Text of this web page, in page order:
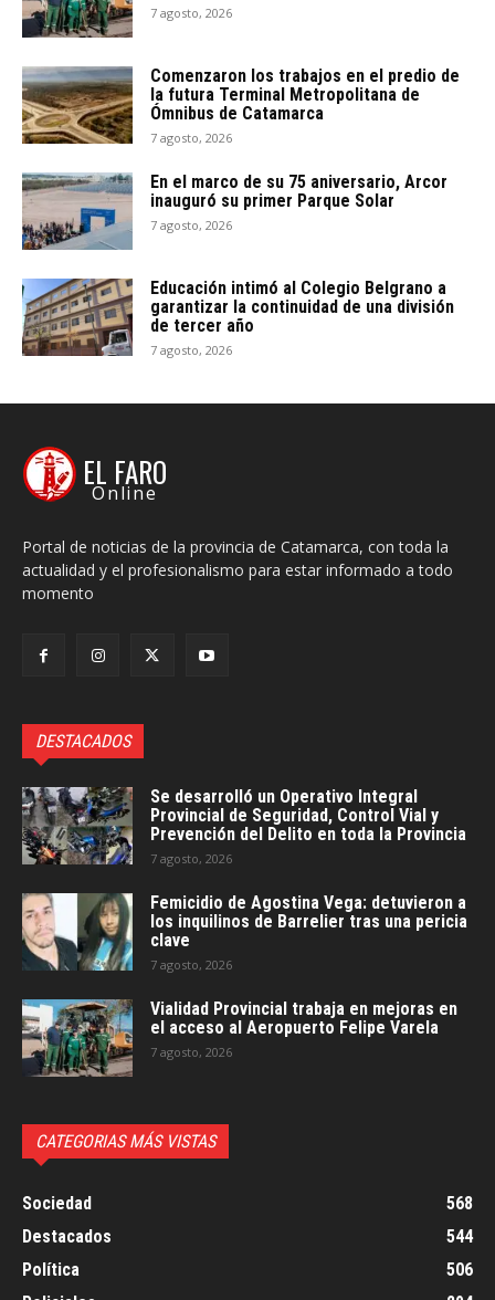
7 agosto, 2026
Comenzaron los trabajos en el predio de
la futura Terminal Metropolitana de
Ómnibus de Catamarca
7 agosto, 2026
En el marco de su 75 aniversario, Arcor
inauguró su primer Parque Solar
7 agosto, 2026
Educación intimó al Colegio Belgrano a
garantizar la continuidad de una división
de tercer año
7 agosto, 2026
EL FARO
Online
Portal de noticias de la provincia de Catamarca, con toda la
actualidad y el profesionalismo para estar informado a todo
momento
DESTACADOS
Se desarrolló un Operativo Integral
Provincial de Seguridad, Control Vial y
Prevención del Delito en toda la Provincia
7 agosto, 2026
Femicidio de Agostina Vega: detuvieron a
los inquilinos de Barrelier tras una pericia
clave
7 agosto, 2026
Vialidad Provincial trabaja en mejoras en
el acceso al Aeropuerto Felipe Varela
7 agosto, 2026
CATEGORIAS MÁS VISTAS
Sociedad
568
Destacados
544
Política
506